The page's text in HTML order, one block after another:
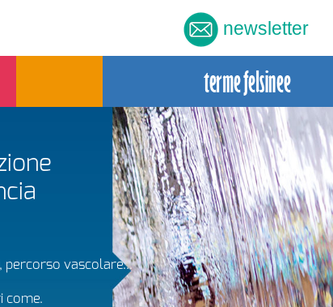
newsletter
percorso vascolare...
come.